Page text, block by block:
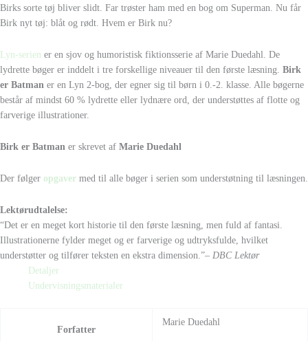
Birks sorte tøj bliver slidt. Far trøster ham med en bog om Superman. Nu får
Birk nyt tøj: blåt og rødt. Hvem er Birk nu?
Lyn-serien er en sjov og humoristisk fiktionsserie af Marie Duedahl. De
lydrette bøger er inddelt i tre forskellige niveauer til den første læsning. Birk
er Batman er en Lyn 2-bog, der egner sig til børn i 0.-2. klasse. Alle bøgerne
består af mindst 60 % lydrette eller lydnære ord, der understøttes af flotte og
farverige illustrationer.
Birk er Batman er skrevet af Marie Duedahl
Der følger opgaver med til alle bøger i serien som understøtning til læsningen.
Lektørudtalelse:
“Det er en meget kort historie til den første læsning, men fuld af fantasi.
Illustrationerne fylder meget og er farverige og udtryksfulde, hvilket
understøtter og tilfører teksten en ekstra dimension.”– DBC Lektør
Detaljer
Undervisningsmaterialer
Forfatter
Marie Duedahl